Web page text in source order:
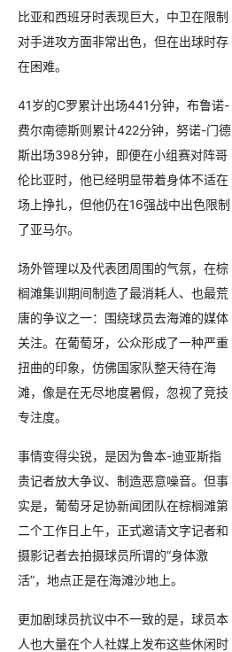
比亚和西班牙时表现巨大，中卫在限制
对手进攻方面非常出色，但在出球时存
在困难。
41岁的C罗累计出场441分钟，布鲁诺-
费尔南德斯则累计422分钟，努诺-门德
斯出场398分钟，即便在小组赛对阵哥
伦比亚时，他已经明显带着身体不适在
场上挣扎，但他仍在16强战中出色限制
了亚马尔。
场外管理以及代表团周围的气氛，在棕
榈滩集训期间制造了最消耗人、也最荒
唐的争议之一：围绕球员去海滩的媒体
关注。在葡萄牙，公众形成了一种严重
扭曲的印象，仿佛国家队整天待在海
滩，像是在无尽地度暑假，忽视了竞技
专注度。
事情变得尖锐，是因为鲁本-迪亚斯指
责记者放大争议、制造恶意噪音。但事
实是，葡萄牙足协新闻团队在棕榈滩第
二个工作日上午，正式邀请文字记者和
摄影记者去拍摄球员所谓的“身体激
活”，地点正是在海滩沙地上。
更加剧球员抗议中不一致的是，球员本
人也大量在个人社媒上发布这些休闲时